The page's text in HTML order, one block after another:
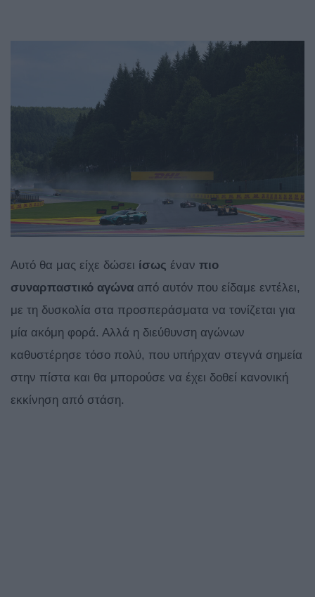
Αυτό θα μας είχε δώσει ίσως έναν πιο
συναρπαστικό αγώνα από αυτόν που είδαμε εντέλει,
με τη δυσκολία στα προσπεράσματα να τονίζεται για
μία ακόμη φορά. Αλλά η διεύθυνση αγώνων
καθυστέρησε τόσο πολύ, που υπήρχαν στεγνά σημεία
στην πίστα και θα μπορούσε να έχει δοθεί κανονική
εκκίνηση από στάση.